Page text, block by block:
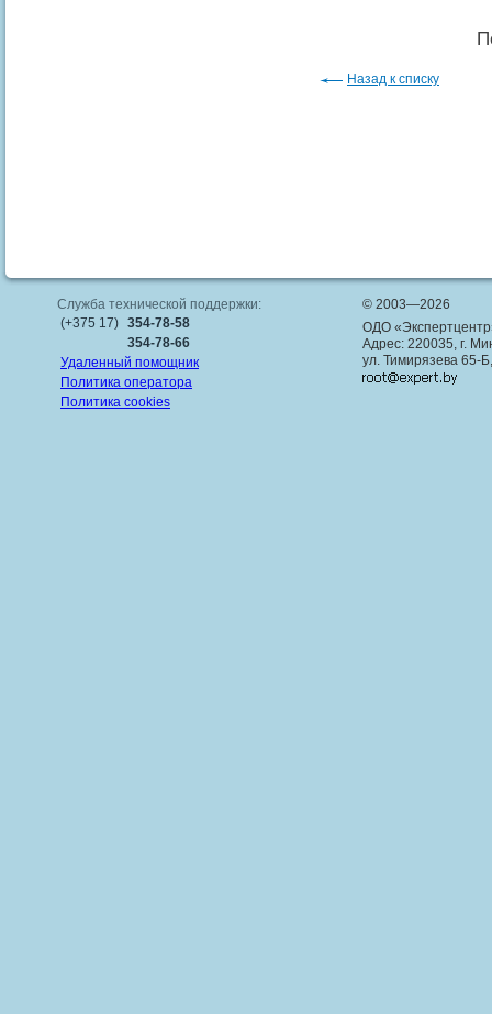
Назад к списку
Служба технической поддержки:
(+375 17) 354-78-58
354-78-66
Удаленный помощник
Политика оператора
Политика cookies
© 2003—2026
ОДО
Адрес: 220035, г.
ул. Тимирязева 65-